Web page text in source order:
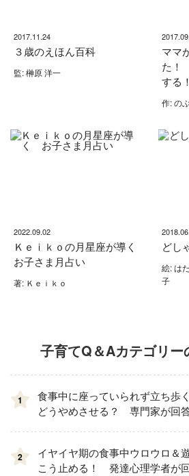
2017.11.24
３歳のえほん百科
監: 榊原 洋一
ママ
た！
する！
作: の
2022.09.02
Ｋｅｉｋｏの月星座が導く
お子さま月占い
著: Ｋｅｉｋｏ
どし
絵: は
子
子育てQ＆Aカテゴリー
1
食事中に座っていられず立ち歩
どうやめさせる？ 専門家が回
2
イヤイヤ期の食事中ウロウロ＆
こう止める！ 発達心理学者が